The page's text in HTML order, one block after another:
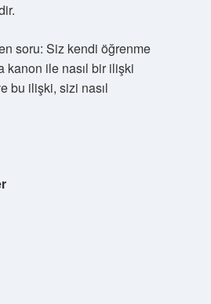
soru: Siz kendi öğrenme
kanon ile nasıl bir ilişki
bu ilişki, sizi nasıl